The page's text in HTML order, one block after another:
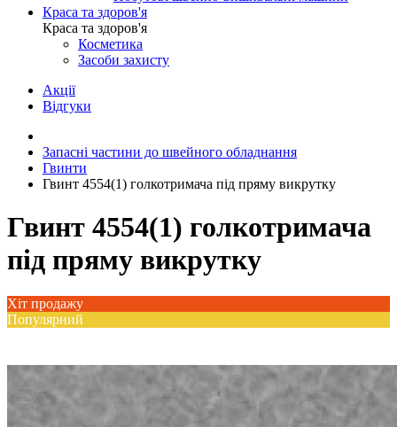
Краса та здоров'я
Краса та здоров'я
Косметика
Засоби захисту
Акції
Відгуки
Запасні частини до швейного обладнання
Гвинти
Гвинт 4554(1) голкотримача під пряму викрутку
Гвинт 4554(1) голкотримача
під пряму викрутку
Хіт продажу
Популярний